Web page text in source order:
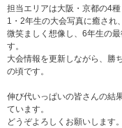
担当エリアは大阪・京都の4種
1・2年生の大会写真に癒され
微笑ましく想像し、6年生の
す。
大会情報を更新しながら、勝
の頃です。
伸び代いっぱいの皆さんの結
ています。
どうぞよろしくお願いします。